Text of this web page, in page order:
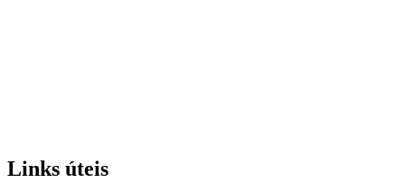
Links úteis